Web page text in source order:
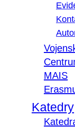
MAIS
Katedry